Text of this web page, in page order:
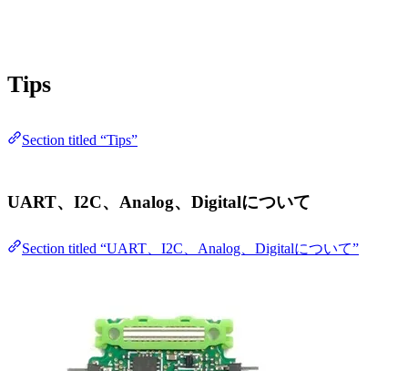
Tips
Section titled “Tips”
UART、I2C、Analog、Digitalについて
Section titled “UART、I2C、Analog、Digitalについて”